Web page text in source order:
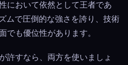
において依然として王者であ
ムで圧倒的な強さを誇り、技術
でも優位性があります。
許すなら、両方を使いましょ